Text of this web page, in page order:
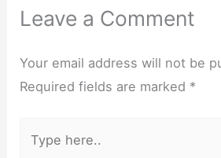
Leave a Comment
Your email address will not be
Required fields are marked *
here..